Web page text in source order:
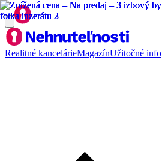
Realitné kancelárieMagazínUžitočné info